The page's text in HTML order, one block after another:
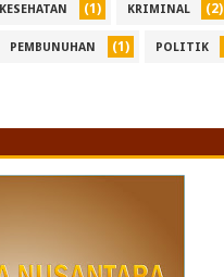
KESEHATAN (1) KRIMINAL (2)
PEMBUNUHAN (1) POLITIK